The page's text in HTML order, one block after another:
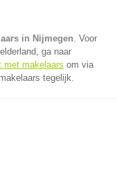
in Nijmegen. Voor
ga naar
met makelaars om via
tegelijk.